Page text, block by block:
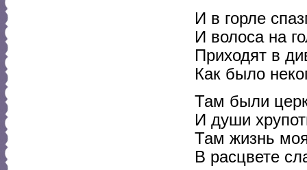
И в горле
И волоса на
Приходят в
Как было
Там были
И души
Там жизнь
В расцвете